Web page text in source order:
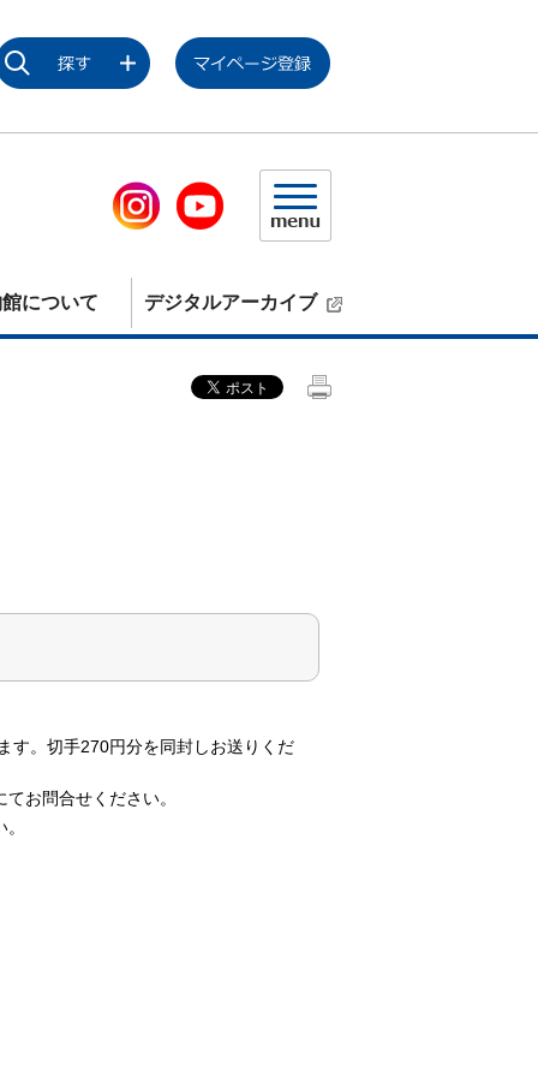
について デジタルアーカイブ
す。切手270円分を同封しお送りくだ
お問合せください。